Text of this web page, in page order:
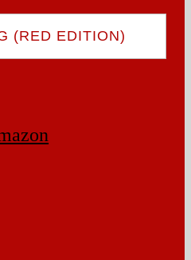
(RED EDITION)